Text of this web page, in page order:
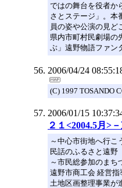
ではの舞台を役者か
さとステージ」。本
員の姿や公演の見ど
県内市町村民劇場の
ぶ」遠野物語ファン
2006/04/24
(C) 1997 TOSANDO
2006/01/15
２１<2004.5月>
～中心市街地へ行こ
民話のふるさと遠野
～市民総参加のまち
遠野市商工会 経営
土地区画整理事業が